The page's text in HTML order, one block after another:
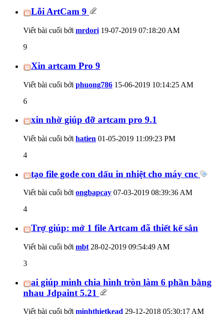
Lỗi ArtCam 9
Viết bài cuối bởi mrdori 19-07-2019 07:18:20 AM
9
Xin artcam Pro 9
Viết bài cuối bởi phuong786 15-06-2019 10:14:25 AM
6
xin nhờ giúp đỡ artcam pro 9.1
Viết bài cuối bởi hatien 01-05-2019 11:09:23 PM
4
tạo file gode con dấu in nhiệt cho máy cnc
Viết bài cuối bởi ongbapcay 07-03-2019 08:39:36 AM
4
Trợ giúp: mở 1 file Artcam đã thiết kế sắn
Viết bài cuối bởi mbt 28-02-2019 09:54:49 AM
3
ai giúp mình chia hình tròn làm 6 phần bằng
nhau Jdpaint 5.21
Viết bài cuối bởi minhthietkead 29-12-2018 05:30:17 AM